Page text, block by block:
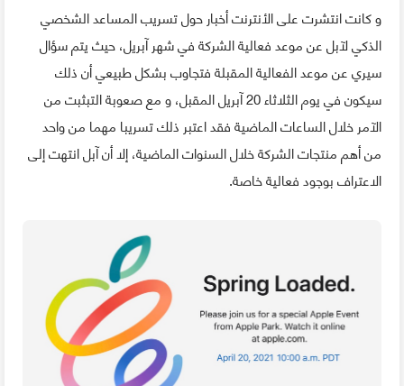
و كانت انتشرت على الأنترنت أخبار حول تسريب المساعد الشخصي
الذكي لآبل عن موعد فعالية الشركة في شهر آبريل، حيث يتم سؤال
سيري عن موعد الفعالية المقبلة فتجاوب بشكل طبيعي أن ذلك
سيكون في يوم الثلاثاء 20 آبريل المقبل، و مع صعوبة التبثبت من
الآمر خلال الساعات الماضية فقد اعتبر ذلك تسريبا مهما من واحد
من أهم منتجات الشركة خلال السنوات الماضية، إلا أن آبل انتهت إلى
الاعتراف بوجود فعالية خاصة.